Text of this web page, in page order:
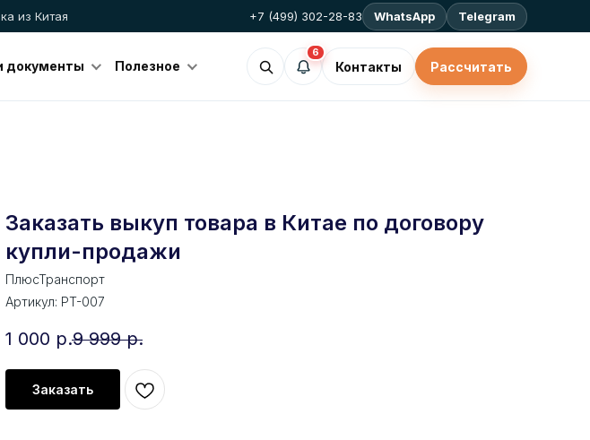
из Китая +7 (499) 302-28-83 WhatsApp Telegram
документы Полезное
6
Контакты Рассчитать
Заказать выкуп товара в Китае по договору
купли-продажи
ПлюсТранспорт
Артикул: PT-007
1 000 р.9 999 р.
Заказать